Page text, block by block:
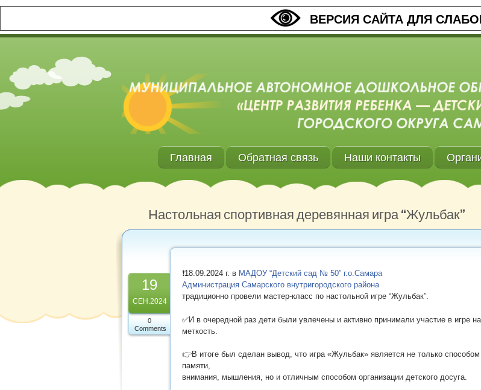
ВЕРСИЯ САЙТА ДЛЯ
Главная Обратная связь Наши контакты
Настольная спортивная деревянная игра “Жульбак”
19
СЕН.2024
0
Comments
❗18.09.2024 г. в МАДОУ “Детский сад № 50” г.о.Самара
Администрация Самарского внутригородского района
традиционно провели мастер-класс по настольной игре “Жульбак”.
✅И в очередной раз дети были увлечены и активно принимали участие в игре на
меткость.
👉В итоге был сделан вывод, что игра «Жульбак» является не только способом
памяти,
внимания, мышления, но и отличным способом организации детского досуга.